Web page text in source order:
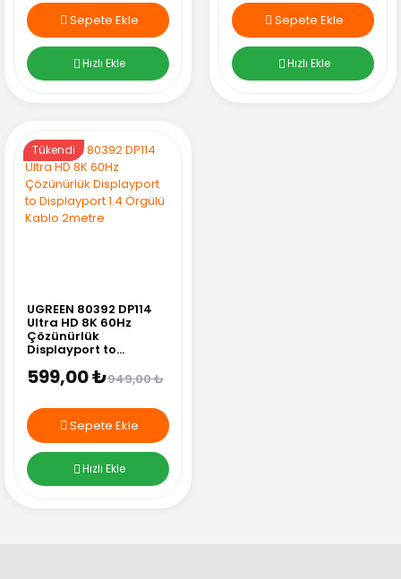
Sepete Ekle
Hızlı Ekle
Sepete Ekle
Hızlı Ekle
%37
Tükendi
UGREEN 80392 DP114
Ultra HD 8K 60Hz
Çözünürlük
Displayport to
Kablo 2metre
599,00 ₺949,00 ₺
Sepete Ekle
Hızlı Ekle